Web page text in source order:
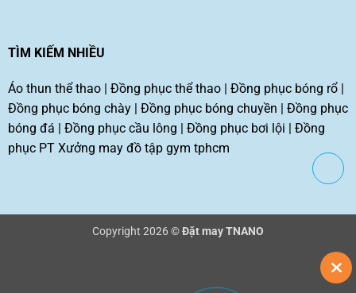
TÌM KIẾM NHIỀU
Áo thun thể thao| Đồng phục thể thao| Đồng phục bóng rổ|
Đồng phục bóng chày| Đồng phục bóng chuyền
Đồng phục
bóng đá
Đồng phục cầu lông Đồng phục bơi lội
Đồng
phục PT Xưởng may đồ tập gym tphcm
Copyright 2026 ©Đặt may TNANO